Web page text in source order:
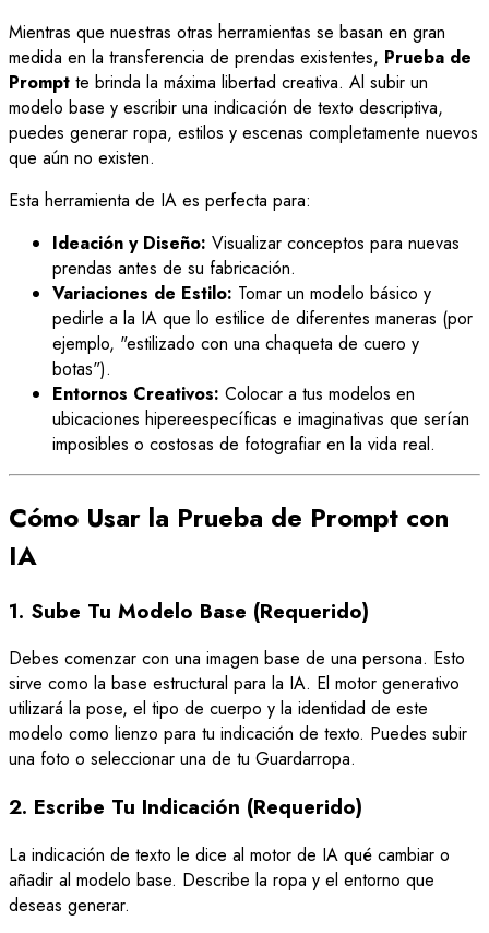
Mientras que nuestras otras herramientas se basan en gran
medida en la transferencia de prendas existentes, Prueba de
Prompt te brinda la máxima libertad creativa. Al subir un
modelo base y escribir una indicación de texto descriptiva,
puedes generar ropa, estilos y escenas completamente nuevos
que aún no existen.
Esta herramienta de IA es perfecta para:
Ideación y Diseño: Visualizar conceptos para nuevas
prendas antes de su fabricación.
Variaciones de Estilo: Tomar un modelo básico y
pedirle a la IA que lo estilice de diferentes maneras (por
ejemplo, "estilizado con una chaqueta de cuero y
botas").
Entornos Creativos: Colocar a tus modelos en
ubicaciones hipereespecíficas e imaginativas que serían
imposibles o costosas de fotografiar en la vida real.
Cómo Usar la Prueba de Prompt con
IA
1. Sube Tu Modelo Base (Requerido)
Debes comenzar con una imagen base de una persona. Esto
sirve como la base estructural para la IA. El motor generativo
utilizará la pose, el tipo de cuerpo y la identidad de este
modelo como lienzo para tu indicación de texto. Puedes subir
una foto o seleccionar una de tu Guardarropa.
2. Escribe Tu Indicación (Requerido)
La indicación de texto le dice al motor de IA qué cambiar o
añadir al modelo base. Describe la ropa y el entorno que
deseas generar.